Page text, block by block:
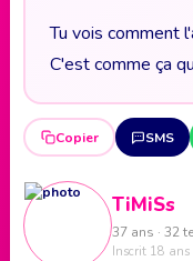
Tu vois comment
C'est comme ça
Copier SMS
TiMiSs
37 ans · 32
Inscrit 18 ans